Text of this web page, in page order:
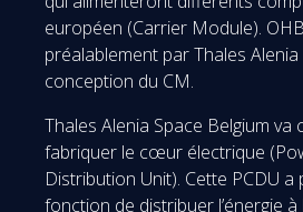
européen (Carrier Module).
préalablement par Thales
conception du CM.
Thales Alenia Space Belgium va
fabriquer le cœur électrique
Distribution Unit). Cette PCDU a
fonction de distribuer l’énergie